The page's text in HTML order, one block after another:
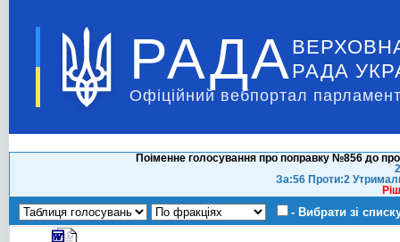
РАДА РАДА
Офіційний вебпортал
Поіменне голосування про поправку №856 до
За:56 Проти:2
- Вибрати зі